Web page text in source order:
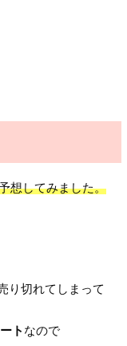
想してみました。
り切れてしまって
ト なので